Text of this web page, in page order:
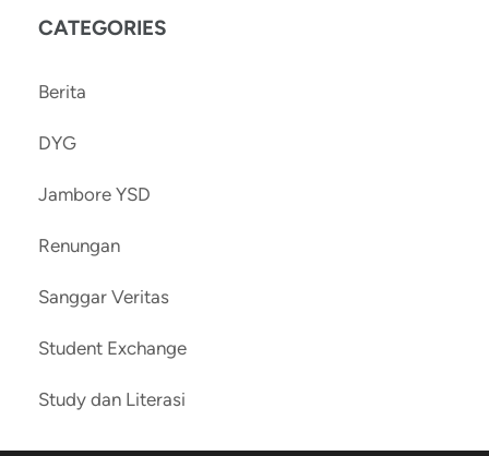
CATEGORIES
Berita
DYG
Jambore YSD
Renungan
Sanggar Veritas
Student Exchange
Study dan Literasi